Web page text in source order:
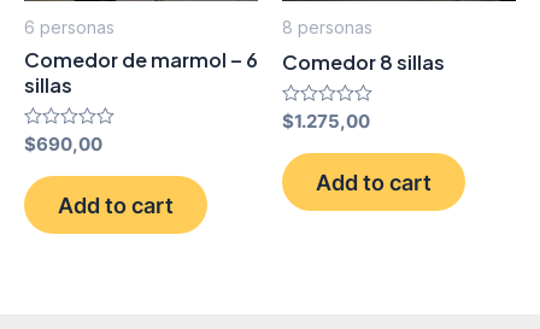
6 personas
Comedor de marmol – 6
sillas
Rated
0
out
of
5
$690,00
Add to cart
8 personas
Comedor 8 sillas
Rated
0
out
of
5
$1.275,00
Add to cart